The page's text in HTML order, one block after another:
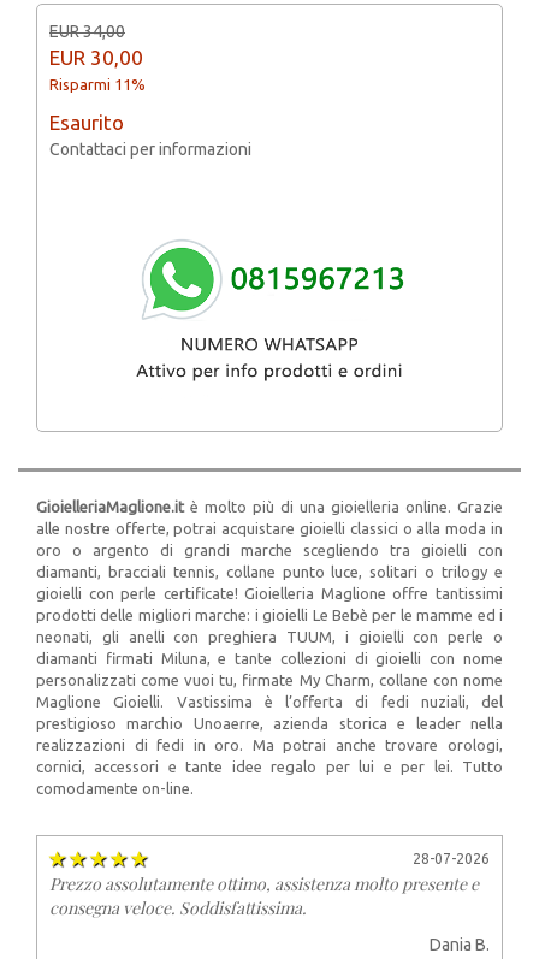
EUR 34,00
EUR 30,00
Risparmi 11%
Esaurito
Contattaci per informazioni
GioielleriaMaglione.itè molto più di una gioielleria online. Grazie
alle nostre offerte, potrai acquistare gioielli classici o alla moda in
oro o argento di grandi marche scegliendo tra gioielli con
diamanti, bracciali tennis, collane punto luce, solitari o trilogy e
gioielli con perle certificate! Gioielleria Maglione offre tantissimi
prodotti delle migliori marche: i gioielli Le Bebè per le mamme ed i
neonati, gli anelli con preghiera TUUM, i gioielli con perle o
diamanti firmati Miluna, e tante collezioni di gioielli con nome
personalizzati come vuoi tu, firmate My Charm, collane con nome
Maglione Gioielli. Vastissima è l’offerta di fedi nuziali, del
prestigioso marchio Unoaerre, azienda storica e leader nella
realizzazioni di fedi in oro. Ma potrai anche trovare orologi,
cornici, accessori e tante idee regalo per lui e per lei. Tutto
comodamente on-line.
28-07-2026
Prezzo assolutamente ottimo, assistenza molto presente e
consegna veloce. Soddisfattissima.
Dania B.